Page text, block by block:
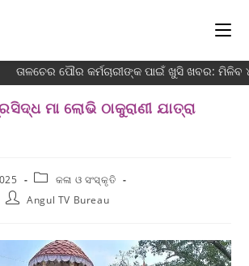
ତାଳଚେର ପୌର କର୍ମଚାରୀଙ୍କ ପାଇଁ ଖୁସି ଖବର: ମିଳିବ
ମା ଲୋଭି ଠାକୁରାଣୀ ଯାତ୍ରା
କଳା ଓ ସଂସ୍କୃତି
Angul TV Bureau